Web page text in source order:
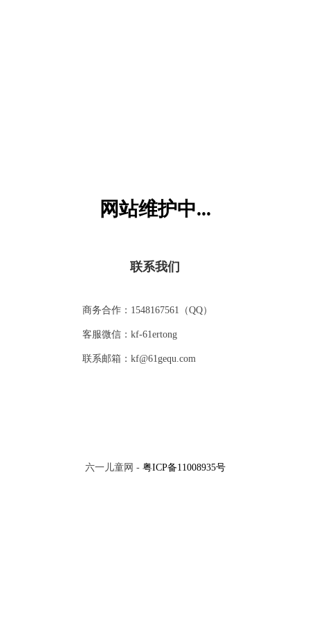
网站维护中...
联系我们
商务合作：1548167561（QQ）
客服微信：kf-61ertong
联系邮箱：kf@61gequ.com
六一儿童网 - 粤ICP备11008935号